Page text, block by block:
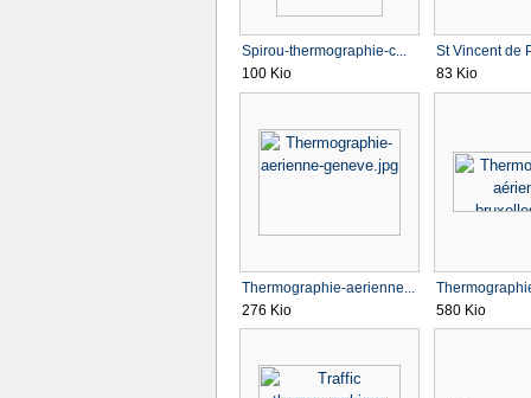
Spirou-thermographie-c...
100 Kio
St Vincent de
83 Kio
Thermographie-aerienne...
276 Kio
580 Kio